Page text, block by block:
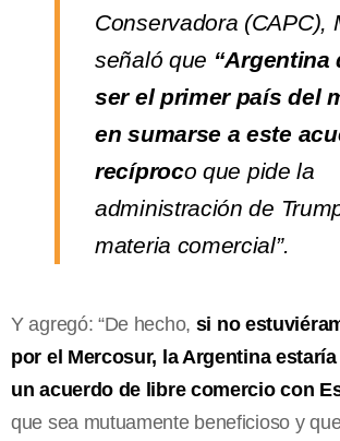
Conservadora (CAPC),
señaló que “Argentina
ser el primer país del
en sumarse a este
recíproco que pide la
administración de
materia comercial”.
Y agregó: “De hecho, si no
por el Mercosur, la Argentina
un acuerdo de libre comercio con
que sea mutuamente beneficioso y